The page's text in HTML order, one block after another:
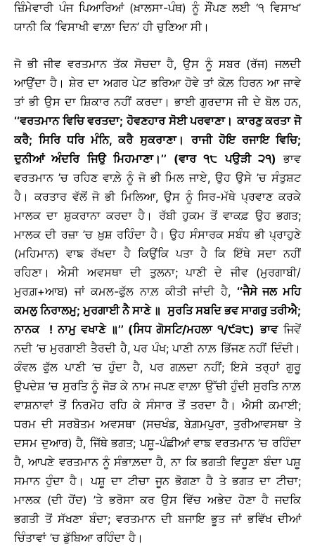
ਜ਼ਿੰਮੇਵਾਰੀ ਪੰਜ ਪਿਆਰਿਆਂ (ਖ਼ਾਲਸਾ-ਪੰਥ) ਨੂੰ ਸੌਂਪਣ ਲਈ ‘੧ ਵਿਸਾਖ’
ਯਾਨੀ ਕਿ ‘ਵਿਸਾਖੀ ਵਾਲ਼ਾ ਦਿਨ’ ਹੀ ਚੁਣਿਆ ਸੀ।
ਜੋ ਭੀ ਜੀਵ ਵਰਤਮਾਨ ਤੱਕ ਸੋਚਦਾ ਹੈ, ਉਸ ਨੂੰ ਸਬਰ (ਰੱਜ) ਜਲਦੀ
ਆਉਂਦਾ ਹੈ। ਸ਼ੇਰ ਦਾ ਅਗਰ ਪੇਟ ਭਰਿਆ ਹੋਵੇ ਤਾਂ ਕੋਲ਼ ਹਿਰਨ ਆ ਜਾਵੇ
ਤਾਂ ਭੀ ਉਸ ਦਾ ਸ਼ਿਕਾਰ ਨਹੀਂ ਕਰਦਾ। ਭਾਈ ਗੁਰਦਾਸ ਜੀ ਦੇ ਬੋਲ ਹਨ,
‘‘ਵਰਤਮਾਨ ਵਿਚਿ ਵਰਤਦਾ; ਹੋਵਣਹਾਰ ਸੋਈ ਪਰਵਾਣਾ। ਕਾਰਣੁ ਕਰਤਾ ਜੋ
ਕਰੈ; ਸਿਰਿ ਧਰਿ ਮੰਨਿ, ਕਰੈ ਸੁਕਰਾਣਾ। ਰਾਜੀ ਹੋਇ ਰਜਾਇ ਵਿਚਿ;
ਦੁਨੀਆਂ ਅੰਦਰਿ ਜਿਉ ਮਿਹਮਾਣਾ।’’ (ਵਾਰ ੧੮ ਪਉੜੀ ੨੧)ਭਾਵ
ਵਰਤਮਾਨ ’ਚ ਰਹਿਣ ਵਾਲ਼ੇ ਨੂੰ ਜੋ ਭੀ ਮਿਲ ਜਾਏ, ਉਹ ਉਸੇ ’ਚ ਸੰਤੁਸ਼ਟ
ਹੈ। ਕਰਤਾਰ ਵੱਲੋਂ ਜੋ ਭੀ ਮਿਲਿਆ, ਉਸ ਨੂੰ ਸਿਰ-ਮੱਥੇ ਪ੍ਰਵਾਣ ਕਰਕੇ
ਮਾਲਕ ਦਾ ਸ਼ੁਕਰਾਨਾ ਕਰਦਾ ਹੈ। ਰੱਬੀ ਹੁਕਮ ਤੋਂ ਵਾਕਫ਼ ਉਹ ਭਗਤ;
ਮਾਲਕ ਦੀ ਰਜ਼ਾ ’ਚ ਖ਼ੁਸ਼ ਰਹਿੰਦਾ ਹੈ। ਉਹ ਸੰਸਾਰਕ ਸਬੰਧ ਭੀ ਪ੍ਰਾਹੁਣੇ
(ਮਹਿਮਾਨ) ਵਾਙ ਰੱਖਦਾ ਹੈ ਕਿਉਂਕਿ ਪਤਾ ਹੈ ਕਿ ਇੱਥੇ ਸਦਾ ਨਹੀਂ
ਰਹਿਣਾ। ਐਸੀ ਅਵਸਥਾ ਦੀ ਤੁਲਨਾ; ਪਾਣੀ ਦੇ ਜੀਵ (ਮੁਰਗਾਬੀ/
ਮੁਰਗ਼+ਆਬ) ਜਾਂ ਕਮਲ-ਫੁੱਲ ਨਾਲ਼ ਕੀਤੀ ਜਾਂਦੀ ਹੈ, ‘‘ਜੈਸੇ ਜਲ ਮਹਿ
ਕਮਲੁ ਨਿਰਾਲਮੁ; ਮੁਰਗਾਈ ਨੈ ਸਾਣੇ ॥ ਸੁਰਤਿ ਸਬਦਿ ਭਵ ਸਾਗਰੁ ਤਰੀਐ;
ਨਾਨਕ ! ਨਾਮੁ ਵਖਾਣੇ ॥’’ (ਸਿਧ ਗੋਸਟਿ/ਮਹਲਾ ੧/੯੩੮) ਭਾਵਜਿਵੇਂ
ਨਦੀ ’ਚ ਮੁਰਗਾਈ ਤੈਰਦੀ ਹੈ, ਪਰ ਪੰਖ; ਪਾਣੀ ਨਾਲ਼ ਭਿੱਜਣ ਨਹੀਂ ਦਿੰਦੀ।
ਕੰਵਲ ਫੁੱਲ ਪਾਣੀ ’ਚ ਹੁੰਦਾ ਹੈ, ਪਰ ਗਲ਼ਦਾ ਨਹੀਂ; ਇਸੇ ਤਰ੍ਹਾਂ ਗੁਰੂ
ਉਪਦੇਸ਼ ’ਚ ਸੁਰਤਿ ਨੂੰ ਜੋੜ ਕੇ ਨਾਮ ਜਪਣ ਵਾਲ਼ਾ ਉੱਚੀ ਹੁੰਦੀ ਸੁਰਤਿ ਨਾਲ਼
ਵਾਸ਼ਨਾਵਾਂ ਤੋਂ ਨਿਰਮੋਹ ਰਹਿ ਕੇ ਸੰਸਾਰ ਤੋਂ ਤਰਦਾ ਹੈ। ਐਸੀ ਕਮਾਈ;
ਧਰਮ ਦੀ ਸਰਬੋਤਮ ਅਵਸਥਾ (ਸਚਖੰਡ, ਬੇਗ਼ਮਪੁਰਾ, ਤੁਰੀਆਵਸਥਾ ਤੇ
ਦਸਮ ਦੁਆਰ) ਹੈ, ਜਿੱਥੇ ਭਗਤ; ਪਸ਼ੂ-ਪੰਛੀਆਂ ਵਾਙ ਵਰਤਮਾਨ ’ਚ ਰਹਿੰਦਾ
ਹੈ, ਆਪਣੇ ਵਰਤਮਾਨ ਨੂੰ ਸੰਭਾਲ਼ਦਾ ਹੈ, ਨਾ ਕਿ ਭਗਤੀ ਵਿਹੂਣਾ ਬੰਦਾ ਪਸ਼ੂ
ਸਮਾਨ ਹੁੰਦਾ ਹੈ। ਪਸ਼ੂ ਦਾ ਟੀਚਾ ਜੂਨ ਭੋਗਣਾ ਹੈ ਤੇ ਭਗਤ ਦਾ ਟੀਚਾ;
ਮਾਲਕ (ਦੀ ਹੋਂਦ) ’ਤੇ ਭਰੋਸਾ ਕਰ ਉਸ ਵਿੱਚ ਅਭੇਦ ਹੋਣਾ ਹੈ ਜਦਕਿ
ਭਗਤੀ ਤੋਂ ਸੱਖਣਾ ਬੰਦਾ; ਵਰਤਮਾਨ ਦੀ ਬਜਾਇ ਭੂਤ ਜਾਂ ਭਵਿੱਖ ਦੀਆਂ
ਚਿੰਤਾਵਾਂ ’ਚ ਡੁੱਬਿਆ ਰਹਿੰਦਾ ਹੈ।